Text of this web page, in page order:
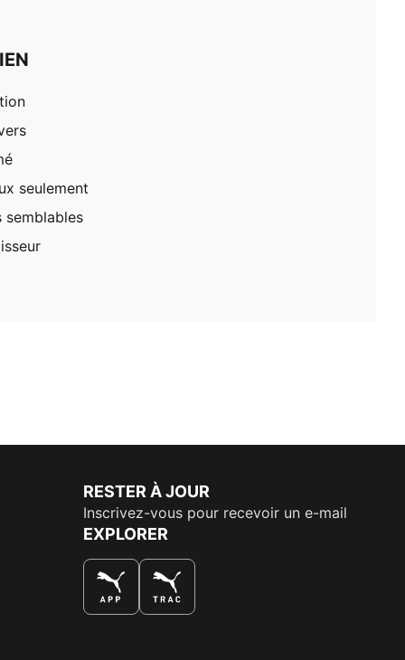
seulement
semblables
RESTER À JOUR
Inscrivez-vous pour recevoir un e-mail
EXPLORER